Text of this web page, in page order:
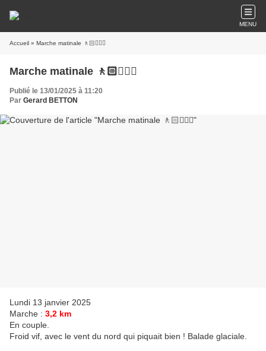
MENU
Accueil » Marche matinale 🚶🏻🚶🏼‍♂️
Marche matinale 🚶🏻🚶🏼‍♂️
Publié le 13/01/2025 à 11:20
Par Gerard BETTON
Lundi 13 janvier 2025
Marche : 3,2 km
En couple.
Froid vif, avec le vent du nord qui piquait bien ! Balade glaciale.